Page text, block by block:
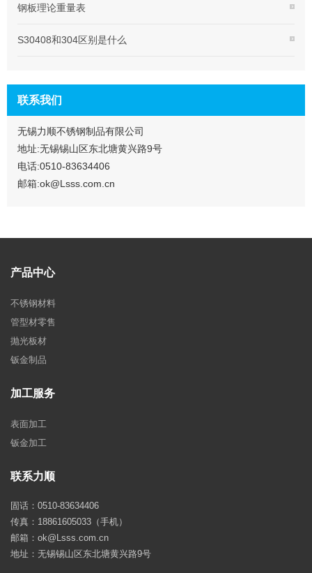
钢板理论重量表
S30408和304区别是什么
联系我们
无锡力顺不锈钢制品有限公司
地址:无锡锡山区东北塘黄兴路9号
电话:0510-83634406
邮箱:ok@Lsss.com.cn
产品中心
不锈钢材料
管型材零售
抛光板材
钣金制品
加工服务
表面加工
钣金加工
联系力顺
固话：0510-83634406
传真：18861605033（手机）
邮箱：ok@Lsss.com.cn
地址：无锡锡山区东北塘黄兴路9号